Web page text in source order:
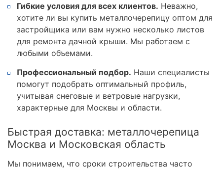
Гибкие условия для всех клиентов. Неважно,
хотите ли вы купить металлочерепицу оптом для
застройщика или вам нужно несколько листов
для ремонта дачной крыши. Мы работаем с
любыми объемами.
Профессиональный подбор. Наши специалисты
помогут подобрать оптимальный профиль,
учитывая снеговые и ветровые нагрузки,
характерные для Москвы и области.
Быстрая доставка: металлочерепица
Москва и Московская область
Мы понимаем, что сроки строительства часто